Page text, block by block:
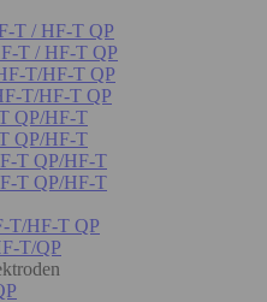
T / HF-T QP
T / HF-T QP
T/HF-T QP
T/HF-T QP
QP/HF-T
QP/HF-T
T QP/HF-T
T QP/HF-T
T/HF-T QP
T/QP